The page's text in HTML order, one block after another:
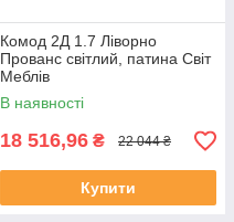
Комод 2Д 1.7 Ліворно
Прованс світлий, патина Світ
Меблів
В наявності
18 516,96 ₴ 22 044 ₴
Купити